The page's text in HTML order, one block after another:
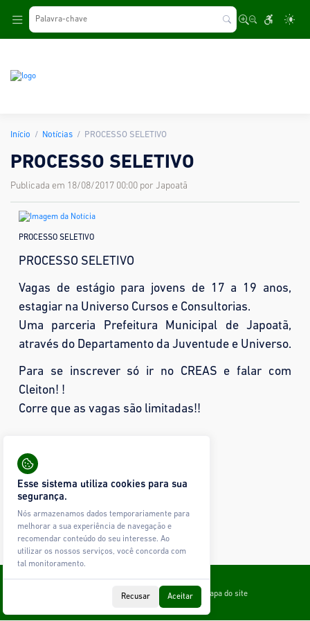
Início Notícias PROCESSO SELETIVO
PROCESSO SELETIVO
Publicada em 18/08/2017 00:00 por Japoatã
PROCESSO SELETIVO
PROCESSO SELETIVO
Vagas de estágio para jovens de 17 a 19 anos,
estagiar na Universo Cursos e Consultorias.
Uma parceria Prefeitura Municipal de Japoatã,
através do Departamento da Juventude e Universo.
Para se inscrever só ir no CREAS e falar com
Cleiton! !
Corre que as vagas são limitadas!!
31 visualizações
Nenhuma imagem encontrada.
Todos os direitos reservados © Ágape Sistemas
Política de PrivacidadeGlossário Mapa do site
Esse sistema utiliza cookies para sua
segurança.
Nós armazenamos dados temporariamente para
melhorar a sua experiência de navegação e
recomendar conteúdo do seu interesse. Ao
utilizar os nossos serviços, você concorda com
tal monitoramento.
Recusar Aceitar